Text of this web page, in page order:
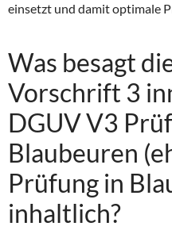
einsetzt und damit optimale
Was besagt
Vorschrift 3
DGUV V3
Blaubeuren
Prüfung in
inhaltlich?